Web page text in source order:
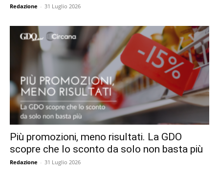
Redazione - 31 Luglio 2026
Più promozioni, meno risultati. La GDO
scopre che lo sconto da solo non basta più
Redazione - 31 Luglio 2026